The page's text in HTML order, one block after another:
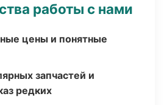
работы с нами
цены и понятные
запчастей и
редких